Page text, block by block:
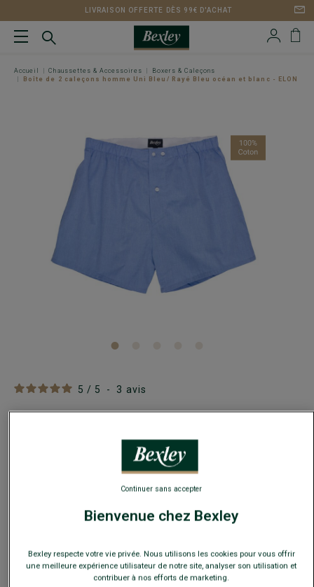
LIVRAISON OFFERTE DÈS 99€ D'ACHAT
Accueil Chaussettes & Accessoires
Boxers & Caleçons
Boîte de 2 caleçons homme Uni Bleu/ Rayé Bleu océan et blanc - ELON
5 / 5 - 3 avis
Popeline 100% coton - Ceinture elastique
2 lots de 2 sous-vêtements au choix
Payez en plusieurs fois dès 199€ d'achat
COULEURS DISPONIBLES
Bienvenue chez Bexley
Bexley respecte votre vie privée. Nous utilisons les cookies pour vous offrir
une meilleure expérience utilisateur de notre site, analyser son utilisation et
contribuer à nos efforts de marketing.
Continuer sans accepter